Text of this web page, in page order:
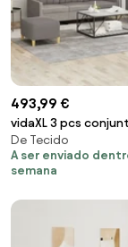
493,99 €
vidaXL 3 pcs
com almofadões
acastanhado
De Tecido
A ser enviado
semana